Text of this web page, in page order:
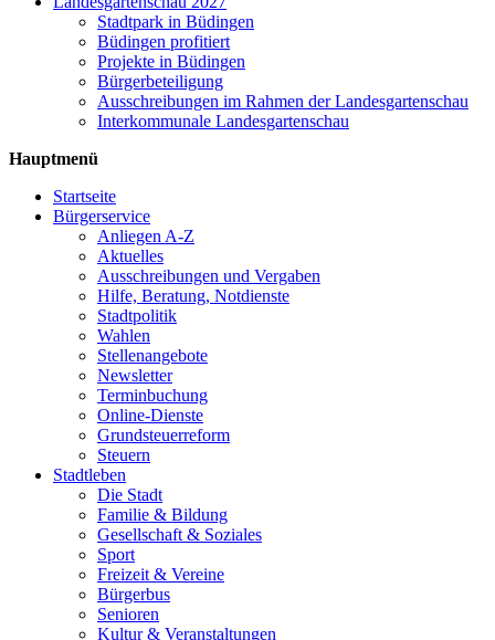
Stadtpark in Büdingen
Büdingen profitiert
Projekte in Büdingen
Bürgerbeteiligung
Ausschreibungen im Rahmen der Landesgartenschau
Interkommunale Landesgartenschau
Hauptmenü
Startseite
Bürgerservice
Anliegen A-Z
Aktuelles
Ausschreibungen und Vergaben
Hilfe, Beratung, Notdienste
Stadtpolitik
Wahlen
Stellenangebote
Newsletter
Terminbuchung
Online-Dienste
Grundsteuerreform
Steuern
Stadtleben
Die Stadt
Familie & Bildung
Gesellschaft & Soziales
Sport
Freizeit & Vereine
Bürgerbus
Senioren
Kultur & Veranstaltungen